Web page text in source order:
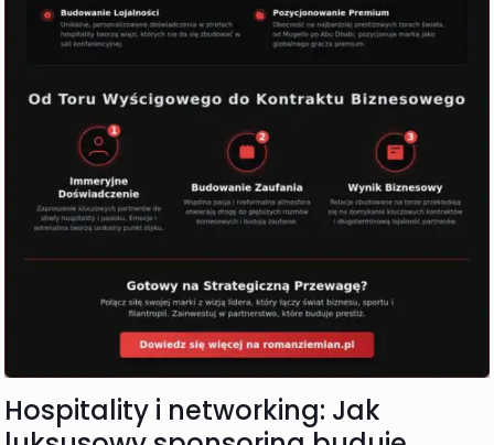
Hospitality i networking: Jak